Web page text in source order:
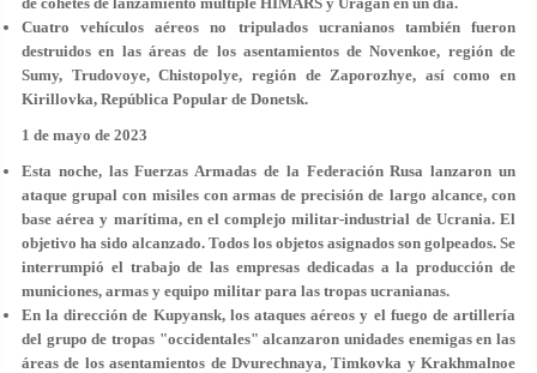
Cuatro vehículos aéreos no tripulados ucranianos también fueron
destruidos en las áreas de los asentamientos de Novenkoe, región de
Sumy, Trudovoye, Chistopolye, región de Zaporozhye, así como en
Kirillovka, República Popular de Donetsk.
1 de mayo de 2023
Esta noche, las Fuerzas Armadas de la Federación Rusa lanzaron un
ataque grupal con misiles con armas de precisión de largo alcance, con
base aérea y marítima, en el complejo militar-industrial de Ucrania. El
objetivo ha sido alcanzado. Todos los objetos asignados son golpeados. Se
interrumpió el trabajo de las empresas dedicadas a la producción de
municiones, armas y equipo militar para las tropas ucranianas.
En la dirección de Kupyansk, los ataques aéreos y el fuego de artillería
del grupo de tropas "occidentales" alcanzaron unidades enemigas en las
áreas de los asentamientos de Dvurechnaya, Timkovka y Krakhmalnoe